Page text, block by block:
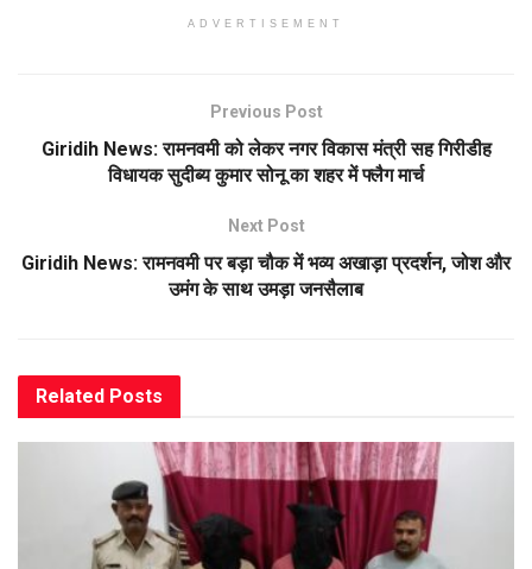
ADVERTISEMENT
Previous Post
Giridih News: रामनवमी को लेकर नगर विकास मंत्री सह गिरीडीह
विधायक सुदीब्य कुमार सोनू का शहर में फ्लैग मार्च
Next Post
Giridih News: रामनवमी पर बड़ा चौक में भव्य अखाड़ा प्रदर्शन, जोश और
उमंग के साथ उमड़ा जनसैलाब
Related Posts